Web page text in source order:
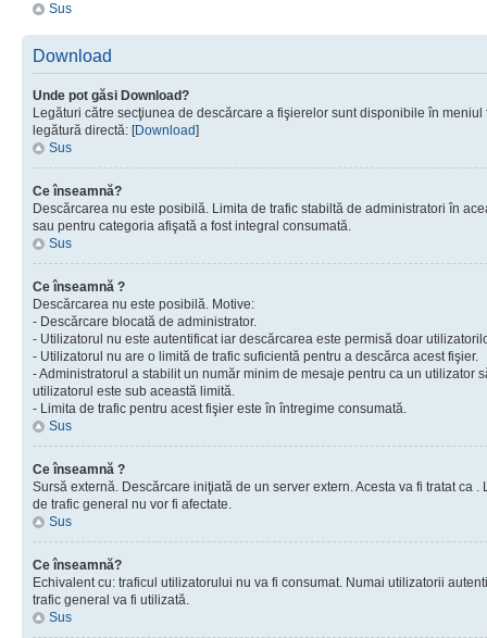
Sus
Download
Unde pot găsi Download?
Legături către secţiunea de descărcare a fişierelor sunt disponibile în
legătură directă: [Download]
Sus
Ce înseamnă?
Descărcarea nu este posibilă. Limita de trafic stabiltă de administratori în
sau pentru categoria afişată a fost integral consumată.
Sus
Ce înseamnă ?
Descărcarea nu este posibilă. Motive:
- Descărcare blocată de administrator.
- Utilizatorul nu este autentificat iar descărcarea este permisă doar
- Utilizatorul nu are o limită de trafic suficientă pentru a descărca acest fişier.
- Administratorul a stabilit un număr minim de mesaje pentru ca un utilizator
utilizatorul este sub această limită.
- Limita de trafic pentru acest fişier este în întregime consumată.
Sus
Ce înseamnă ?
Sursă externă. Descărcare iniţiată de un server extern. Acesta va fi tratat ca
de trafic general nu vor fi afectate.
Sus
Ce înseamnă?
Echivalent cu: traficul utilizatorului nu va fi consumat. Numai utilizatorii
trafic general va fi utilizată.
Sus